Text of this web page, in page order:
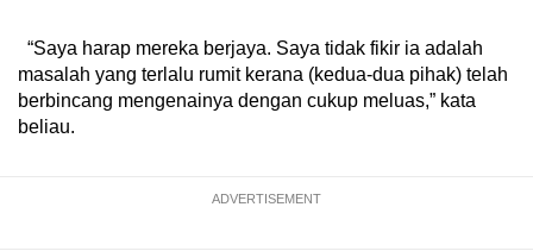
“Saya harap mereka berjaya. Saya tidak fikir ia adalah
masalah yang terlalu rumit kerana (kedua-dua pihak) telah
berbincang mengenainya dengan cukup meluas,” kata
beliau.
ADVERTISEMENT